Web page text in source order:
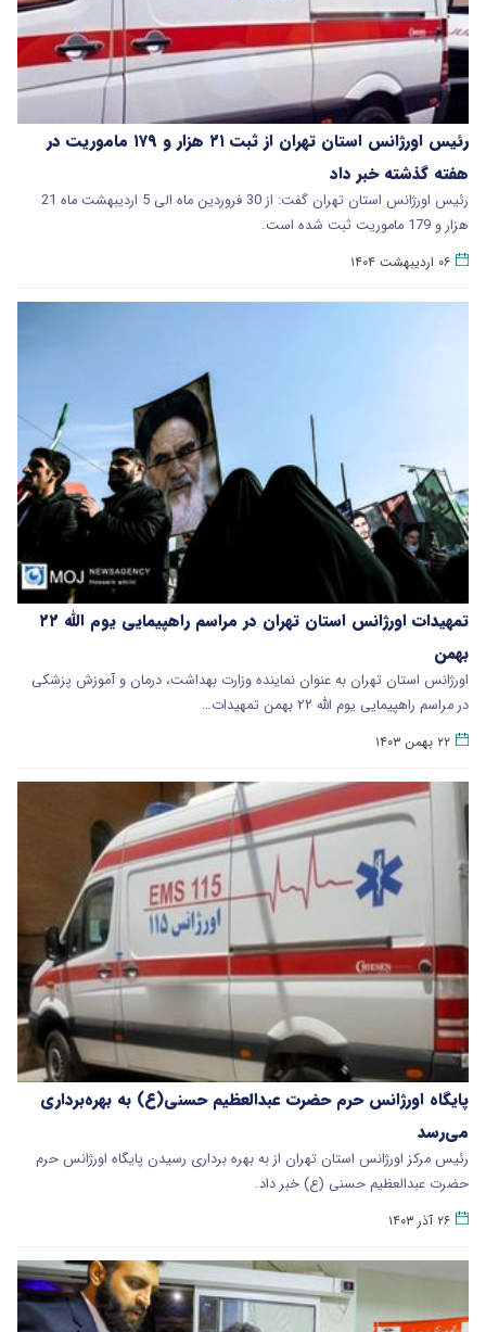
رئیس اورژانس استان تهران از ثبت ۲۱ هزار و ۱۷۹ ماموریت در
هفته گذشته خبر داد
رئیس اورژانس استان تهران گفت: از 30 فروردین ماه الی 5 اردیبهشت ماه 21
هزار و 179 ماموریت ثبت شده است.
۰۶ اردیبهشت ۱۴۰۴
تمهیدات اورژانس استان تهران در مراسم راهپیمایی یوم الله ۲۲
بهمن
اورژانس استان تهران به عنوان نماینده وزارت بهداشت، درمان و آموزش پزشکی
در مراسم راهپیمایی یوم الله ۲۲ بهمن تمهیدات…
۲۲ بهمن ۱۴۰۳
پایگاه اورژانس حرم حضرت عبدالعظیم حسنی(ع) به بهره‌برداری
می‌رسد
​رئیس مرکز اورژانس استان تهران از به بهره برداری رسیدن پایگاه اورژانس حرم
حضرت عبدالعظیم حسنی (ع) خبر داد.
۲۶ آذر ۱۴۰۳